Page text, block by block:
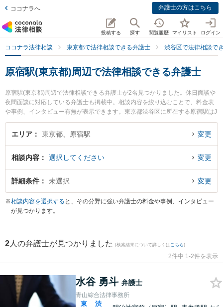
ココナラへ 弁護士の方はこちら
投稿する 探す 閲覧履歴 マイリスト ログイン
ココナラ法律相談 東京都で法律相談できる弁護士 渋谷区で法律相談で
原宿駅(東京都)周辺で法律相談できる弁護士
原宿駅(東京都)周辺で法律相談できる弁護士が2名見つかりました。休日面談や
夜間面談に対応している弁護士も掲載中。相談内容を絞り込むことで、料金表
や事例、インタビュー有無が表示できます。東京都渋谷区に所在する原宿駅はJ
R山手線、東京メトロ千代田線、東京メトロ副都心線が利用可能なターミナル
駅です。多くの弁護士から探したいときはお近くや同一路線のより大きな駅も
強みなどが注目されています。『不当解雇のトラブルを勤務先から通いやすい
原宿駅周辺に事務所を構える弁護士に面談予約したい』『不当解雇のトラブル
解決の実績豊富な原宿駅近くの弁護士を検索したい』『初回無料で不当解雇を
さんにおすすめです。
エリア 東京都、原宿駅 変更
相談内容 選択してください 変更
詳細条件 未選択 変更
※相談内容を選択する と、その分野に強い弁護士の料金や事例、インタビュー
が見つかります。
2 人の弁護士が見つかりました (検索結果について詳しくは こちら)
2件中 1-2件を表示
水谷 勇斗 弁護士
青山綜合法律事務所
東
渋